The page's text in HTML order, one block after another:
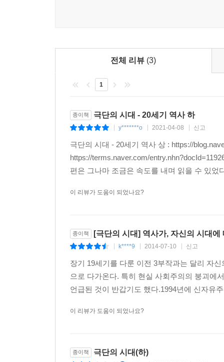
전체 리뷰 (3)
1
종이책 극단의 시대 - 20세기 역사 하
y*******o 2021-04-08 신고
극단의 시대 - 20세기 역사 상 : https://
https://terms.naver.com/
편은 그나마 조금은 속도를 내며 읽을 수 있었
이 리뷰가 도움이 되었나요?
종이책 [극단의 시대] 역사가, 자신의 시대에
k****9 2014-07-10 신고
장기 19세기를 다룬 이전 3부작과는 달리 자
으로 다가온다. 특히 현실 사회주의의 붕괴에
언급된 것이 반갑기도 했다.1994년에 신자유
이 리뷰가 도움이 되었나요?
종이책 극단의 시대(하)